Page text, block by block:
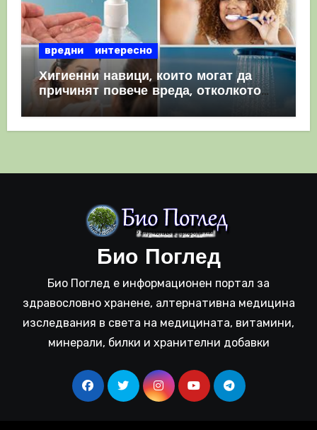
вредни интересно
Хигиенни навици, които могат да
причинят повече вреда, отколкото
полза
Био Поглед
Био Поглед е информационен портал за
здравословно хранене, алтернативна медицина
изследвания в света на медицината, витамини,
минерали, билки и хранителни добавки